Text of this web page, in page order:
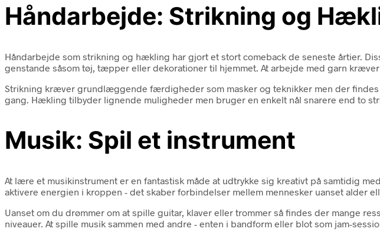
Håndarbejde: Strikning og
Håndarbejde som strikning og hækling har gjort et stort comeback de seneste årtier.
genstande såsom tøj, tæpper eller dekorationer til hjemmet. At arbejde med garn
Strikning kræver grundlæggende færdigheder som masker og teknikker men der
gang. Hækling tilbyder lignende muligheder men bruger en enkelt nål snarere end to
Musik: Spil et instrument
At lære et musikinstrument er en fantastisk måde at udtrykke sig kreativt på samtidig
aktivere energien i kroppen - det skaber forbindelser mellem mennesker uanset alder
Uanset om du drømmer om at spille guitar, klaver eller trommer så findes der mange
niveauer. At spille musik sammen med andre - enten i bandform eller blot som jam-